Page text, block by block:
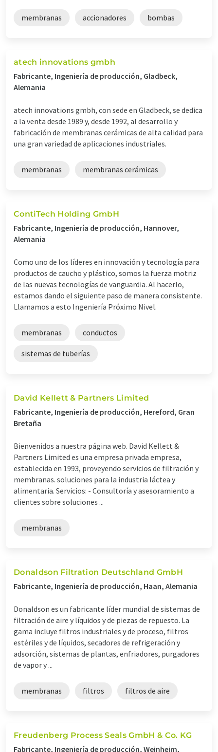
membranas accionadores bombas
atech innovations gmbh
Fabricante, Ingeniería de producción, Gladbeck,
Alemania
atech innovations gmbh, con sede en Gladbeck, se dedica
a la venta desde 1989 y, desde 1992, al desarrollo y
fabricación de membranas cerámicas de alta calidad para
una gran variedad de aplicaciones industriales.
membranas membranas cerámicas
ContiTech Holding GmbH
Fabricante, Ingeniería de producción, Hannover,
Alemania
Como uno de los líderes en innovación y tecnología para
productos de caucho y plástico, somos la fuerza motriz
de las nuevas tecnologías de vanguardia. Al hacerlo,
estamos dando el siguiente paso de manera consistente.
Llamamos a esto Ingeniería Próximo Nivel.
membranas conductos
sistemas de tuberías
David Kellett & Partners Limited
Fabricante, Ingeniería de producción, Hereford, Gran
Bretaña
Bienvenidos a nuestra página web. David Kellett &
Partners Limited es una empresa privada empresa,
establecida en 1993, proveyendo servicios de filtración y
membranas. soluciones para la industria láctea y
alimentaria. Servicios: - Consultoría y asesoramiento a
clientes sobre soluciones ...
membranas
Donaldson Filtration Deutschland GmbH
Fabricante, Ingeniería de producción, Haan, Alemania
Donaldson es un fabricante líder mundial de sistemas de
filtración de aire y líquidos y de piezas de repuesto. La
gama incluye filtros industriales y de proceso, filtros
estériles y de líquidos, secadores de refrigeración y
adsorción, sistemas de plantas, enfriadores, purgadores
de vapor y ...
membranas filtros filtros de aire
Freudenberg Process Seals GmbH & Co. KG
Fabricante, Ingeniería de producción, Weinheim,